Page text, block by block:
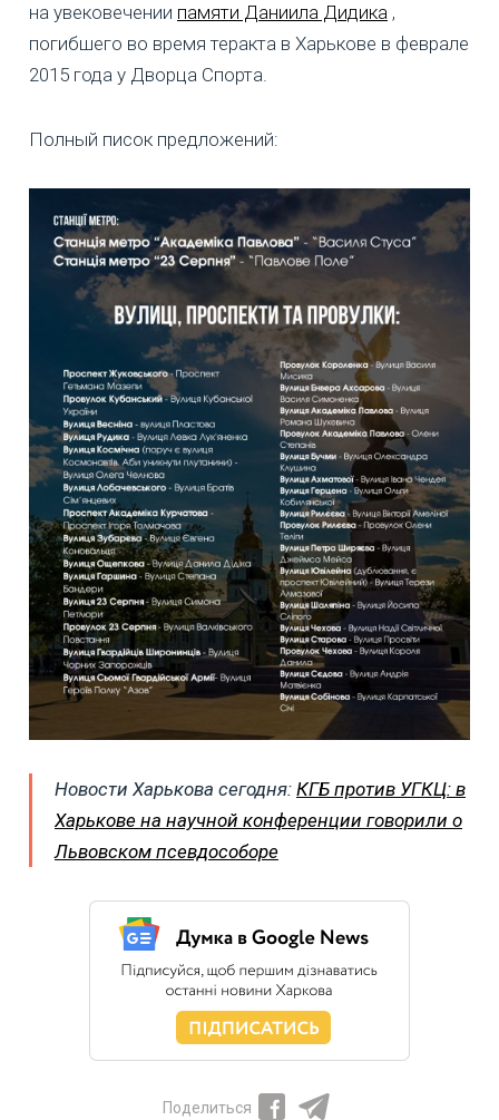
на увековечении памяти Даниила Дидика ,
погибшего во время теракта в Харькове в феврале
2015 года у Дворца Спорта.
Полный писок предложений:
Новости Харькова сегодня: КГБ против УГКЦ: в
Харькове на научной конференции говорили о
Львовском псевдособоре
Поделиться